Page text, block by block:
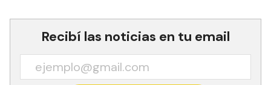
Recibí las noticias en tu email